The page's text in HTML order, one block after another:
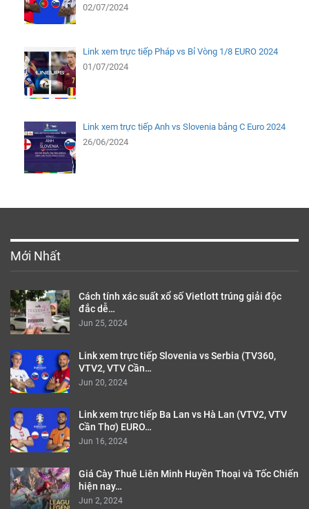
02/07/2024
Link xem trực tiếp Pháp vs Bỉ Vòng 1/8 EURO 2024
01/07/2024
Link xem trực tiếp Anh vs Slovenia bảng C Euro 2024
26/06/2024
Mới Nhất
Cách tính xác suất xổ số Vietlott trúng giải độc
đắc dễ…
Jun 25, 2024
Link xem trực tiếp Slovenia vs Serbia (TV360,
VTV2, VTV Cần…
Jun 20, 2024
Link xem trực tiếp Ba Lan vs Hà Lan (VTV2, VTV
Cần Thơ) EURO…
Jun 16, 2024
Giá Cày Thuê Liên Minh Huyền Thoại và Tốc Chiến
hiện nay…
Jun 2, 2024